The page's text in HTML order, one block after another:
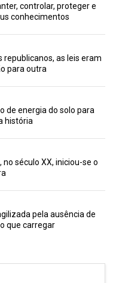
controlar, proteger e
conhecimentos
republicanos, as leis eram
para outra
de energia do solo para
história
século XX, iniciou-se o
pela ausência de
que carregar